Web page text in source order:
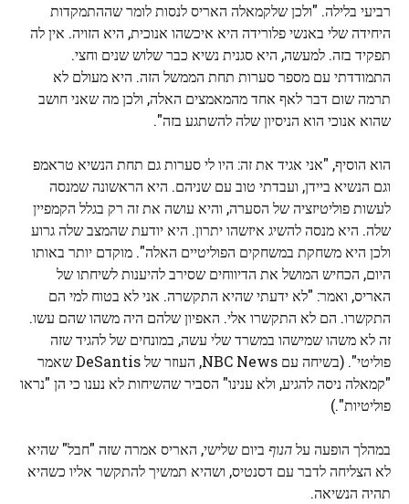
רביעי בלילה. "ולכן שלקמאלה האריס לנסות לומר שההתמקדות
היחידה שלי באנשי פלורידה היא איכשהו אנוכית, היא הזויה. אין לה
תפקיד בזה. למעשה, היא סגנית נשיא כבר שלוש שנים וחצי.
התמודדתי עם מספר סערות תחת הממשל הזה. היא מעולם לא
תרמה שום דבר לאף אחד מהמאמצים האלה, ולכן מה שאני חושב
שהוא אנוכי הוא הניסיון שלה להשתגע בזה".
הוא הוסיף, "אני אגיד את זה: היו לי סערות גם תחת הנשיא טראמפ
וגם הנשיא ביידן, ועבדתי טוב עם שניהם. היא הראשונה שמנסה
לעשות פוליטיזציה של הסערה, והיא עושה את זה רק בגלל הקמפיין
שלה. היא מנסה להשיג איזשהו יתרון. היא יודעת שהמצב שלה גרוע
ולכן היא משחקת במשחקים הפוליטיים האלה". מוקדם יותר באותו
היום, הכחיש המושל את הדיווחים שסירב להיענות לשיחתו של
האריס, ואמר: "לא ידעתי שהיא התקשרה. אני לא בטוח למי הם
התקשרו. הם לא התקשרו אלי. האפיון שלהם היה משהו שהם עשו.
זה לא משהו שמישהו במשרד שלי עשה, במונחים של להגיד שזה
פוליטי". (בשיחה עם NBC News, העוזר של DeSantis שאמר
"קמאלה ניסה להגיע, ולא ענינו" הסביר שהשיחות לא נענו כי הן "נראו
פוליטיות".)
במהלך הופעה עלהנוף ביום שלישי, האריס אמרה שזה "חבל" שהיא
לא הצליחה לדבר עם דסנטיס, ושהיא תמשיך להתקשר אליו כשהיא
תהיה הנשיאה.